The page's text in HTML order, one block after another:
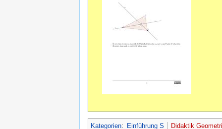
Kategorien: Einführung S Didaktik